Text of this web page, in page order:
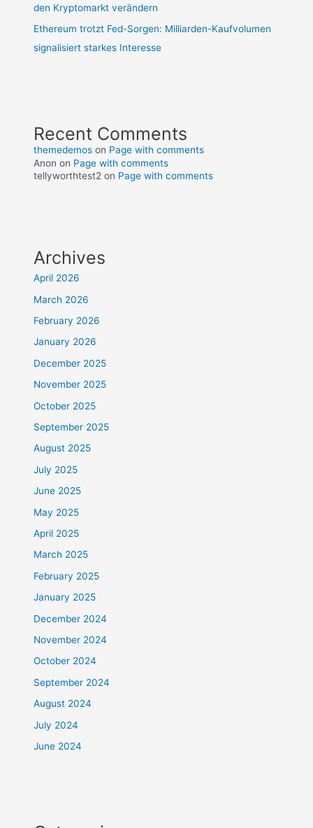
den Kryptomarkt verändern
Ethereum trotzt Fed-Sorgen: Milliarden-Kaufvolumen
signalisiert starkes Interesse
Recent Comments
themedemos on Page with comments
Anon on Page with comments
tellyworthtest2 on Page with comments
Archives
April 2026
March 2026
February 2026
January 2026
December 2025
November 2025
October 2025
September 2025
August 2025
July 2025
June 2025
May 2025
April 2025
March 2025
February 2025
January 2025
December 2024
November 2024
October 2024
September 2024
August 2024
July 2024
June 2024